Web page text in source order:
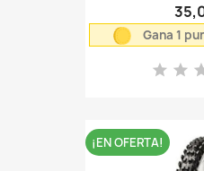
Gana 1
¡EN OFERTA!